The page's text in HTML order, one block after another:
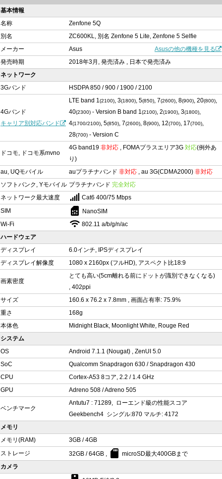
基本情報
名称
Zenfone 5Q
別名
ZC600KL, 別名 Zenfone 5 Lite, Zenfone 5 Selfie
メーカー
Asus
Asusの他の機種を見る
発売時期
2018年3月, 発売済み , 日本で発売済み
ネットワーク
3Gバンド
HSDPA 850 / 900 / 1900 / 2100
4Gバンド
キャリア別対応バンド
LTE band 1(2100), 3(1800), 5(850), 7(2600), 8(900), 20(800),
40(2300) - Version B band 1(2100), 2(1900), 3(1800),
4(1700/2100), 5(850), 7(2600), 8(900), 12(700), 17(700),
28(700) - Version C
ドコモ, ドコモ系mvno
4G band19 非対応 , FOMAプラスエリア3G 対応(例外あ
り)
au, UQモバイル
auプラチナバンド 非対応 , au 3G(CDMA2000) 非対応
ソフトバンク, Yモバイル プラチナバンド 完全対応
ネットワーク最大速度
Cat6 400/75 Mbps
SIM
sim_card NanoSIM
Wi-Fi
802.11 a/b/g/n/ac
ハードウェア
ディスプレイ
6.0インチ, IPSディスプレイ
ディスプレイ解像度
1080 x 2160px (フルHD), アスペクト比18:9
画素密度
とても高い(5cm離れる前にドットが識別できなくなる)
, 402ppi
サイズ
160.6 x 76.2 x 7.8mm , 画面占有率: 75.9%
重さ
168g
本体色
Midnight Black, Moonlight White, Rouge Red
システム
OS
Android 7.1.1 (Nougat) , ZenUI 5.0
SoC
Qualcomm Snapdragon 630 / Snapdragon 430
CPU
Cortex-A53 8コア, 2.2 / 1.4 GHz
GPU
Adreno 508 / Adreno 505
ベンチマーク
Antutu7 : 71289, ローエンド級の性能スコア
Geekbench4 シングル:870 マルチ: 4172
メモリ
メモリ(RAM)
3GB / 4GB
ストレージ
32GB / 64GB , sd_card microSD最大400GBまで
カメラ